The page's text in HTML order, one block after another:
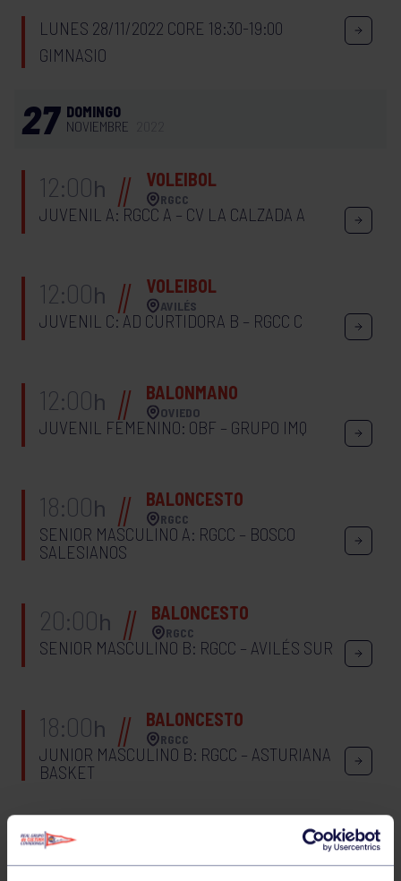
LUNES 28/11/2022 CORE 18:30-19:00
GIMNASIO
27 DOMINGO
NOVIEMBRE
12:00h VOLEIBOL
RGCC
JUVENIL A: RGCC A – CV LA CALZADA A
12:00h VOLEIBOL
AVILÉS
JUVENIL C: AD CURTIDORA B – RGCC C
12:00h BALONMANO
OVIEDO
JUVENIL FEMENINO: OBF – GRUPO IMQ
18:00h BALONCESTO
RGCC
SENIOR MASCULINO A: RGCC – BOSCO
SALESIANOS
20:00h BALONCESTO
RGCC
SENIOR MASCULINO B: RGCC – AVILÉS SUR
18:00h BALONCESTO
RGCC
JUNIOR MASCULINO B: RGCC – ASTURIANA
BASKET
16:00
JUNIOR FEMENINO B: RGCC – CLARET